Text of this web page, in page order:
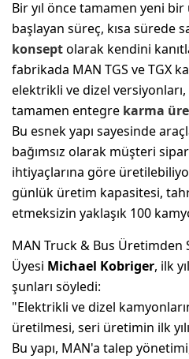
Bir yıl önce tamamen yeni bir
başlayan süreç, kısa sürede
konseptolarak kendini
fabrikada MAN TGS ve TGX
elektrikli ve dizel
tamamen entegre karma
Bu esnek yapı sayesinde
bağımsız olarak müşteri
ihtiyaçlarına göre
günlük üretim kapasitesi,
etmeksizin yaklaşık 100
MAN Truck & Bus
Üyesi Michael Kobriger, ilk
şunları söyledi:
"Elektrikli ve dizel
üretilmesi, seri üretimin ilk
Bu yapı, MAN'a talep